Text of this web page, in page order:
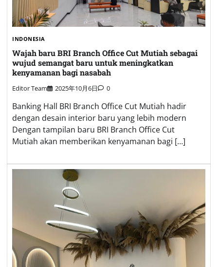
INDONESIA
Wajah baru BRI Branch Office Cut Mutiah sebagai
wujud semangat baru untuk meningkatkan
kenyamanan bagi nasabah
Editor Team 2025年10月6日 0
Banking Hall BRI Branch Office Cut Mutiah hadir
dengan desain interior baru yang lebih modern
Dengan tampilan baru BRI Branch Office Cut
Mutiah akan memberikan kenyamanan bagi […]